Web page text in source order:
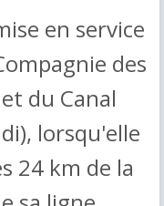
en service
des
du Canal
lorsqu'elle
24 km de la